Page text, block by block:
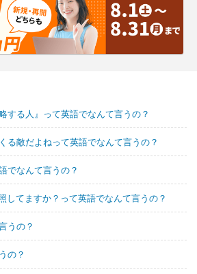
する人』って英語でなんて言うの？
る敵だよねって英語でなんて言うの？
でなんて言うの？
してますか？って英語でなんて言うの？
うの？
の？